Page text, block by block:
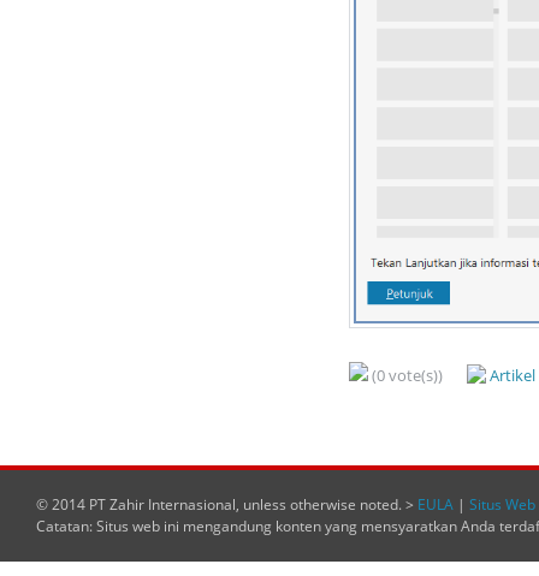
(0 vote(s))
© 2014 PT Zahir Internasional, unless otherwise noted. > EULA | Situs
Catatan: Situs web ini mengandung konten yang mensyaratkan Anda